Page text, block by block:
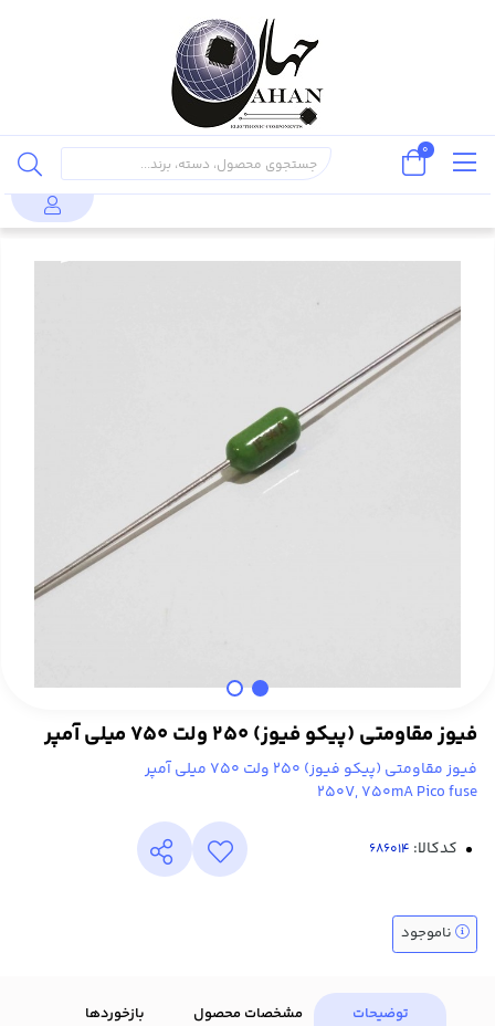
محصولات فیوز
فیوز مقاومتی (پیکو فیوز) 250 ولت 750 میلی آمپر
فیوز مقاومتی (پیکو فیوز) 250 ولت 750 میلی آمپر
250V, 750mA Pico fuse
کدکالا:
ناموجود
توضیحات مشخصات محصول بازخوردها
0